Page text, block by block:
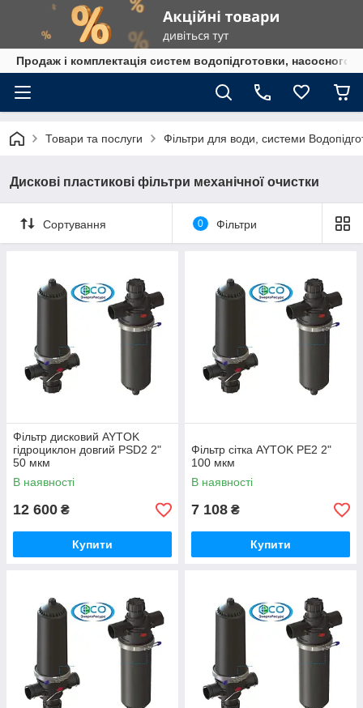
Продаж і комплектація систем водопідготовки, насосного
Товари та послуги Фільтри для води, системи
Дискові пластикові фільтри механічної очистки
Сортування 0 Фільтри
Фільтр дисковий AYTOK
гідроциклон довгий PSD2 2"
50 мкм
В наявності
12 600 ₴
Купити
Фільтр сітка AYTOK PE2 2"
100 мкм
В наявності
7 108 ₴
Купити